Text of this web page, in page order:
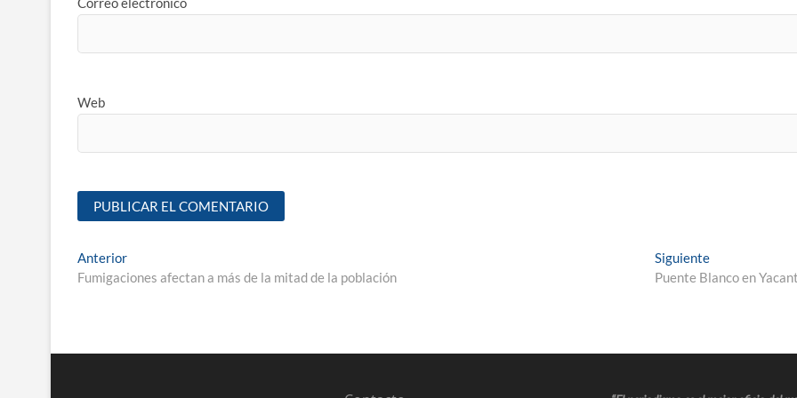
Web
Anterior
Fumigaciones afectan a más de la mitad de la población
Siguiente
Puente Blanco en